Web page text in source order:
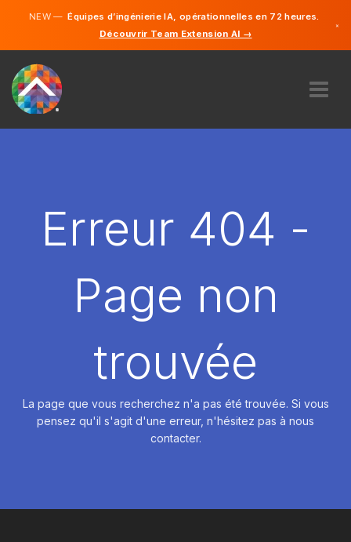
NEW —Équipes d’ingénierie IA, opérationnelles en 72 heures.
Découvrir Team Extension AI →
×
DÉMARRER
Erreur 404 -
Page non
trouvée
La page que vous recherchez n'a pas été trouvée. Si vous
pensez qu'il s'agit d'une erreur, n'hésitez pas à nous
contacter.